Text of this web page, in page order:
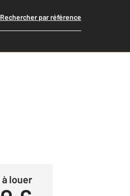
Rechercher par référence
une alerte
à louer